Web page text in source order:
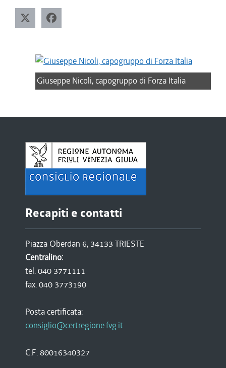
Giuseppe Nicoli, capogruppo di Forza Italia
Recapiti e contatti
Piazza Oberdan 6, 34133 TRIESTE
Centralino:
tel. 040 3771111
fax. 040 3773190
Posta certificata:
consiglio@certregione.fvg.it
C.F. 80016340327